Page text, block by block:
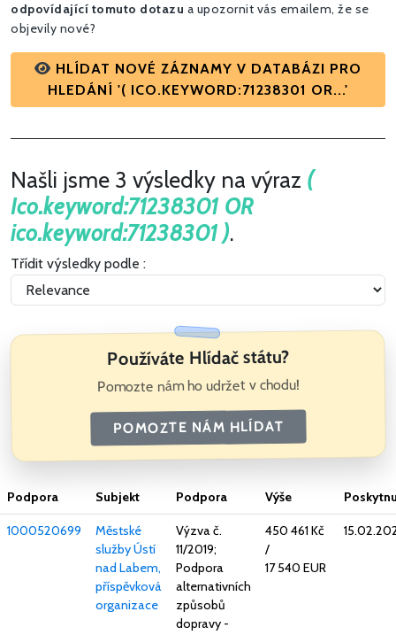
odpovídající tomuto dotazu a upozornit vás emailem, že se
objevily nové?
HLÍDAT NOVÉ ZÁZNAMY V DATABÁZI PRO
HLEDÁNÍ '( ICO.KEYWORD:71238301 OR...'
Našli jsme 3 výsledky na výraz (
Ico.keyword:71238301 OR
ico.keyword:71238301 ).
Třídit výsledky podle :
Používáte Hlídač státu?
Pomozte nám ho udržet v chodu!
POMOZTE NÁM HLÍDAT
Podpora Subjekt Podpora Výše
1000520699
Městské
služby Ústí
nad Labem,
příspěvková
organizace
Výzva č.
11/2019;
Podpora
alternativních
způsobů
dopravy -
450 461 Kč
/
17 540 EUR